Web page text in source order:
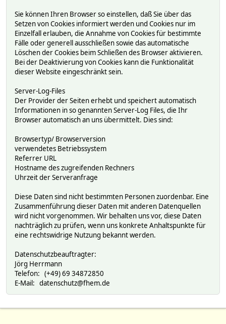
Sie können Ihren Browser so einstellen, daß Sie über das
Setzen von Cookies informiert werden und Cookies nur im
Einzelfall erlauben, die Annahme von Cookies für bestimmte
Fälle oder generell ausschließen sowie das automatische
Löschen der Cookies beim Schließen des Browser aktivieren.
Bei der Deaktivierung von Cookies kann die Funktionalität
dieser Website eingeschränkt sein.
Server-Log-Files
Der Provider der Seiten erhebt und speichert automatisch
Informationen in so genannten Server-Log Files, die Ihr
Browser automatisch an uns übermittelt. Dies sind:
Browsertyp/ Browserversion
verwendetes Betriebssystem
Referrer URL
Hostname des zugreifenden Rechners
Uhrzeit der Serveranfrage
Diese Daten sind nicht bestimmten Personen zuordenbar. Eine
Zusammenführung dieser Daten mit anderen Datenquellen
wird nicht vorgenommen. Wir behalten uns vor, diese Daten
nachträglich zu prüfen, wenn uns konkrete Anhaltspunkte für
eine rechtswidrige Nutzung bekannt werden.
Datenschutzbeauftragter:
Jörg Herrmann
Telefon: (+49) 69 34872850
E-Mail: datenschutz@fhem.de